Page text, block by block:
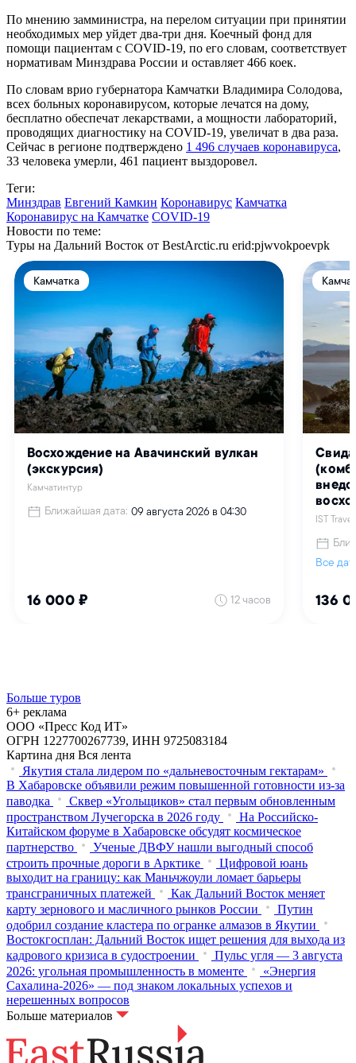
По мнению замминистра, на перелом ситуации при принятии
необходимых мер уйдет два-три дня. Коечный фонд для
помощи пациентам с COVID-19, по его словам, соответствует
нормативам Минздрава России и оставляет 466 коек.
По словам врио губернатора Камчатки Владимира Солодова,
всех больных коронавирусом, которые лечатся на дому,
бесплатно обеспечат лекарствами, а мощности лабораторий,
проводящих диагностику на COVID-19, увеличат в два раза.
Сейчас в регионе подтверждено 1 496 случаев коронавируса,
33 человека умерли, 461 пациент выздоровел.
Теги:
Минздрав Евгений Камкин Коронавирус Камчатка
Коронавирус на Камчатке COVID-19
Новости по теме:
Туры на Дальний Восток от BestArctic.ru erid:pjwvokpoevpk
Больше туров
6+ реклама
ООО «Пресс Код ИТ»
ОГРН 1227700267739, ИНН 9725083184
Картина дня Вся лента
Якутия стала лидером по «дальневосточным гектарам»
В Хабаровске объявили режим повышенной готовности из‑за
паводка
Сквер «Угольщиков» стал первым обновленным
пространством Лучегорска в 2026 году
На Российско-
Китайском форуме в Хабаровске обсудят космическое
партнерство
Ученые ДВФУ нашли выгодный способ
строить прочные дороги в Арктике
Цифровой юань
выходит на границу: как Маньчжоули ломает барьеры
трансграничных платежей
Как Дальний Восток меняет
карту зернового и масличного рынков России
Путин
одобрил создание кластера по огранке алмазов в Якутии
Востокгосплан: Дальний Восток ищет решения для выхода из
кадрового кризиса в судостроении
Пульс угля — 3 августа
2026: угольная промышленность в моменте
«Энергия
Сахалина-2026» — под знаком локальных успехов и
нерешенных вопросов
Больше материалов